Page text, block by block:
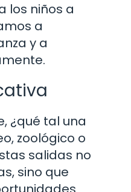
los niños a
a
y a
¿qué tal una
zoológico o
salidas no
sino que